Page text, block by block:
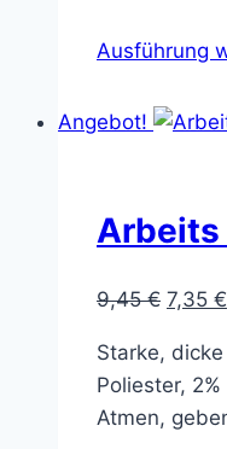
Ausführung
Angebot!
Arbeits
9,45€
war:
9,45
7,35 €
Starke,
Poliester,
Atmen,